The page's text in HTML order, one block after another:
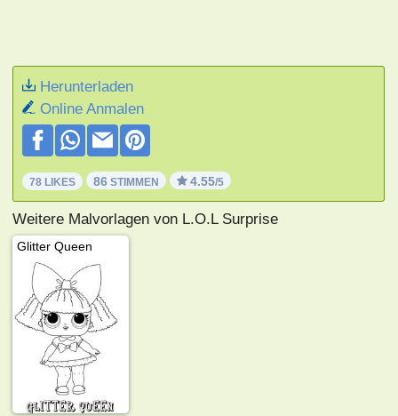
Herunterladen
Online Anmalen
78 LIKES 86 STIMMEN 4.55/5
Weitere Malvorlagen von L.O.L Surprise
Glitter Queen